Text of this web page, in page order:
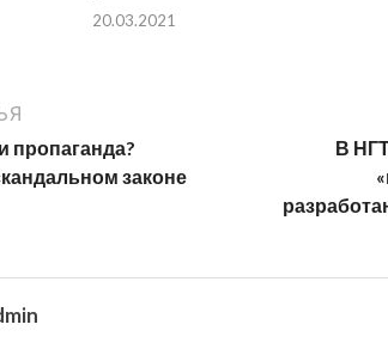
20.03.2021
пропаганда?
законе
В